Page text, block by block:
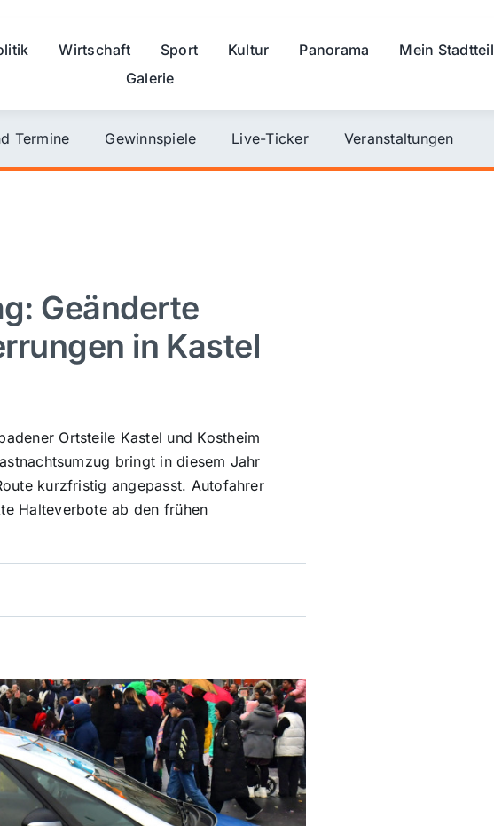
Wirtschaft Sport Kultur Panorama
Mein Stadtteil
Galerie
Termine Gewinnspiele Live-Ticker Veranstaltungen
Geänderte
in Kastel
Ortsteile Kastel und Kostheim
bringt in diesem Jahr
kurzfristig angepasst. Autofahrer
Halteverbote ab den frühen